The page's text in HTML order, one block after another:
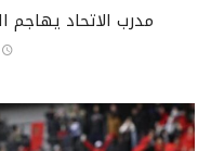
مدرب الاتحاد يهاجم